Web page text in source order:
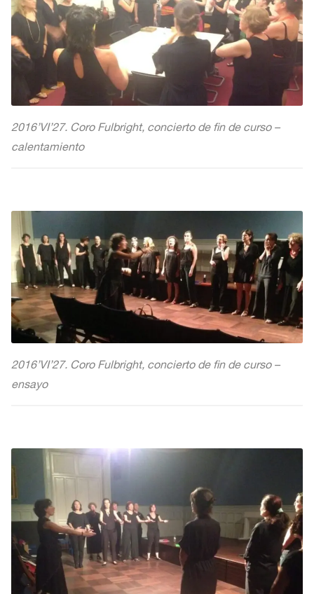
2016’VI’27. Coro Fulbright, concierto de fin de curso –
calentamiento
2016’VI’27. Coro Fulbright, concierto de fin de curso –
ensayo